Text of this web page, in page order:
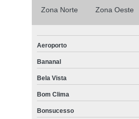
Zona Norte Zona Oeste
Aeroporto
Bananal
Bela Vista
Bom Clima
Bonsucesso